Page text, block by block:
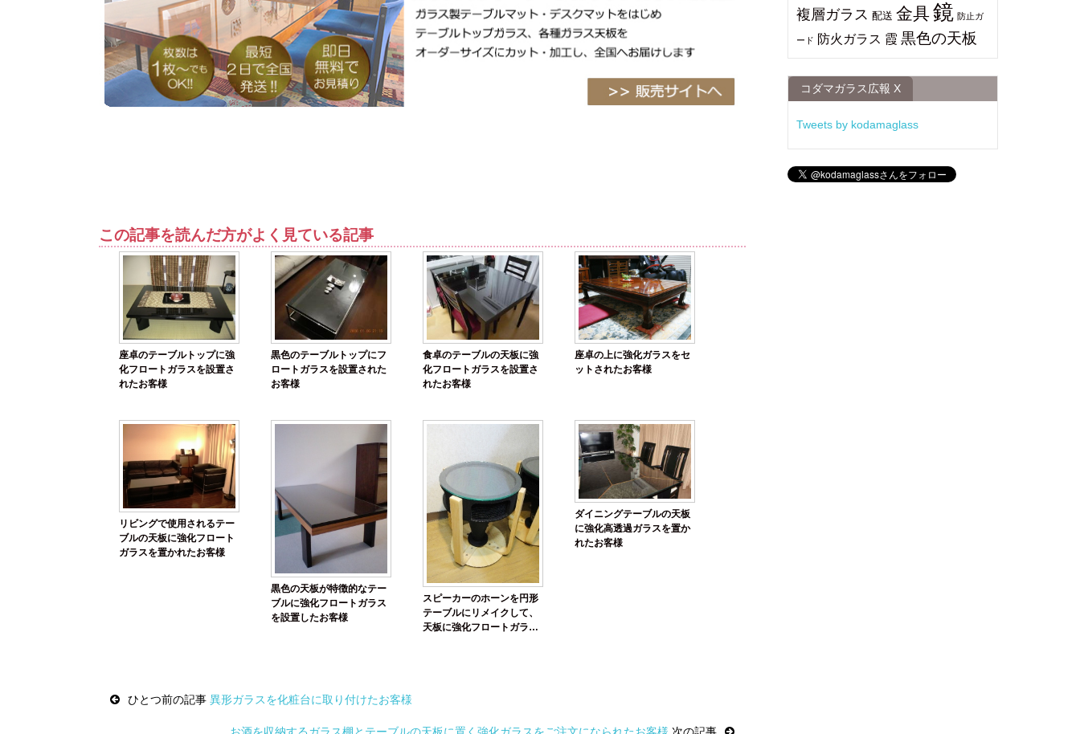
この記事を読んだ方がよく見ている記事
座卓のテーブルトップに強
化フロートガラスを設置さ
れたお客様
黒色のテーブルトップにフ
ロートガラスを設置された
お客様
食卓のテーブルの天板に強
化フロートガラスを設置さ
れたお客様
座卓の上に強化ガラスをセ
ットされたお客様
リビングで使用されるテー
ブルの天板に強化フロート
ガラスを置かれたお客様
黒色の天板が特徴的なテー
ブルに強化フロートガラス
を設置したお客様
スピーカーのホーンを円形
テーブルにリメイクして、
天板に強化フロートガラス
ダイニングテーブルの天板
に強化高透過ガラスを置か
れたお客様
navigationひとつ前の記事 異形ガラスを化粧台に取り付けたお客様
お酒を収納するガラス棚とテーブルの天板に置く強化ガラスをご注文になられたお客様 次の記事
複層ガラス 配送 金具鏡 防止ガ
ード 防火ガラス 霞 黒色の天板
コダマガラス広報 X
Tweets by kodamaglass